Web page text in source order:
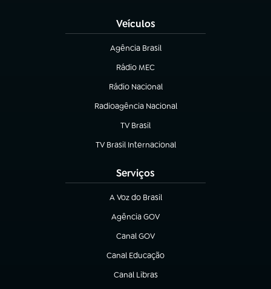
Veículos
Agência Brasil
(abre em nova aba)
Rádio MEC
Rádio Nacional
(abre em nova aba)
Radioagência Nacional
(abre em nova aba)
TV Brasil
(abre em nova aba)
TV Brasil Internacional
(abre em nova aba)
Serviços
A Voz do Brasil
(abre em nova aba)
Agência GOV
(abre em nova aba)
Canal GOV
(abre em nova aba)
Canal Educação
(abre em nova aba)
Canal Libras
(abre em nova aba)